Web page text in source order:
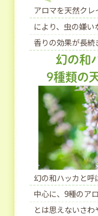
アロマを天然ク
により、虫の嫌い
香りの効果が長続
幻の和
9種類の
幻の和ハッカと
中心に、9種のア
とは思えないさ